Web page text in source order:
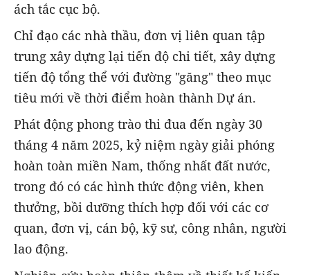
ách tắc cục bộ.
Chỉ đạo các nhà thầu, đơn vị liên quan tập
trung xây dựng lại tiến độ chi tiết, xây dựng
tiến độ tổng thể với đường "găng" theo mục
tiêu mới về thời điểm hoàn thành Dự án.
Phát động phong trào thi đua đến ngày 30
tháng 4 năm 2025, kỷ niệm ngày giải phóng
hoàn toàn miền Nam, thống nhất đất nước,
trong đó có các hình thức động viên, khen
thưởng, bồi dưỡng thích hợp đối với các cơ
quan, đơn vị, cán bộ, kỹ sư, công nhân, người
lao động.